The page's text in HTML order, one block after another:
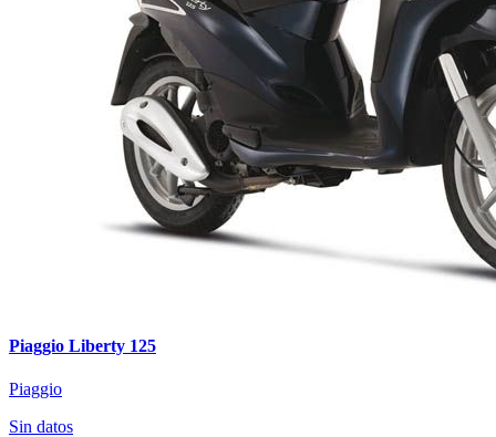
Piaggio Liberty 125
Piaggio
Sin datos